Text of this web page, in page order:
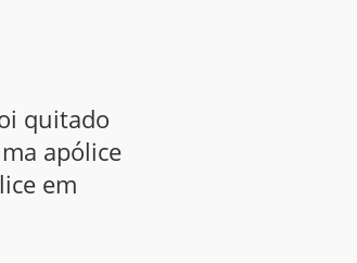
quitado
apólice
em